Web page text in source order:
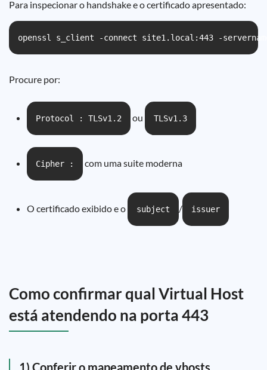
Para inspecionar o handshake e o certificado apresentado:
openssl s_client -connect site1.local:443 -
Procure por:
Protocol : TLSv1.2 ou TLSv1.3
Cipher : com uma suite moderna
O certificado exibido e o subject / issuer
Como confirmar qual Virtual Host
está atendendo na porta 443
1) Conferir o mapeamento de vhosts